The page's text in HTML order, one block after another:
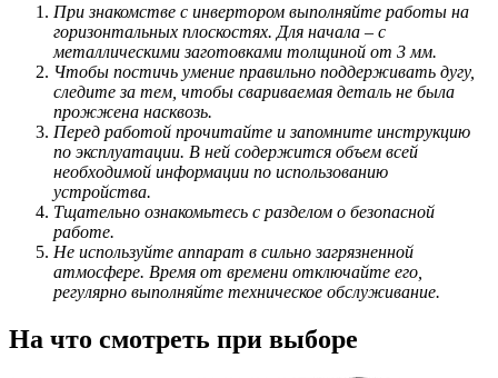
При знакомстве с инвертором выполняйте работы на
горизонтальных плоскостях. Для начала – с
металлическими заготовками толщиной от 3 мм.
Чтобы постичь умение правильно поддерживать дугу,
следите за тем, чтобы свариваемая деталь не была
прожжена насквозь.
Перед работой прочитайте и запомните инструкцию
по эксплуатации. В ней содержится объем всей
необходимой информации по использованию
устройства.
Тщательно ознакомьтесь с разделом о безопасной
работе.
Не используйте аппарат в сильно загрязненной
атмосфере. Время от времени отключайте его,
регулярно выполняйте техническое обслуживание.
На что смотреть при выборе